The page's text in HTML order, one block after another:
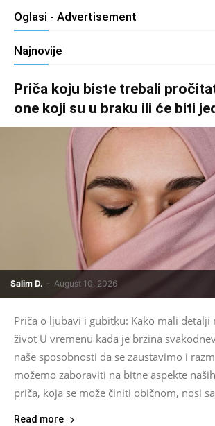
Oglasi - Advertisement
Najnovije
Priča koju biste trebali
one koji su u braku ili će biti
Salim D. - August 10, 2026
Priča o ljubavi i gubitku: Kako mali
život U vremenu kada je brzina
naše sposobnosti da se zaustavimo i
možemo zaboraviti na bitne aspekte
priča, koja se može činiti običnom, nosi
Read more